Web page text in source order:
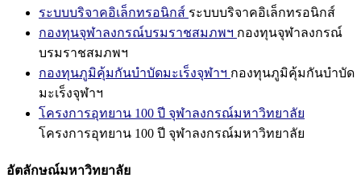
ระบบบริจาคอิเล็กทรอนิกส์ ระบบบริจาคอิเล็กทรอนิกส์
กองทุนจุฬาลงกรณ์บรมราชสมภพฯ กองทุนจุฬาลงกรณ์
บรมราชสมภพฯ
กองทุนภูมิคุ้มกันบำบัดมะเร็งจุฬาฯ กองทุนภูมิคุ้มกันบำบัด
มะเร็งจุฬาฯ
โครงการอุทยาน 100 ปี จุฬาลงกรณ์มหาวิทยาลัย
โครงการอุทยาน 100 ปี จุฬาลงกรณ์มหาวิทยาลัย
อัตลักษณ์มหาวิทยาลัย